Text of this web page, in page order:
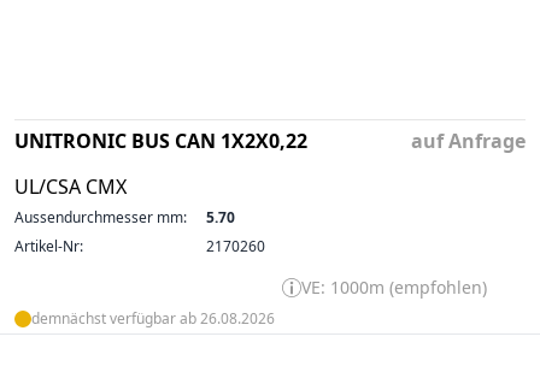
UNITRONIC BUS CAN 1X2X0,22
UL/CSA CMX
auf Anfrage
Aussendurchmesser mm:
5.70
Artikel-Nr:
2170260
VE: 1000m (empfohlen)
demnächst verfügbar ab 26.08.2026